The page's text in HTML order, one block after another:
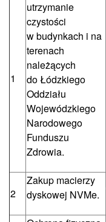
1
utrzymanie
czystości
w budynkach i na
terenach
należących
do Łódzkiego
Oddziału
Wojewódzkiego
Narodowego
Funduszu
Zdrowia.
2
Zakup macierzy
dyskowej NVMe.